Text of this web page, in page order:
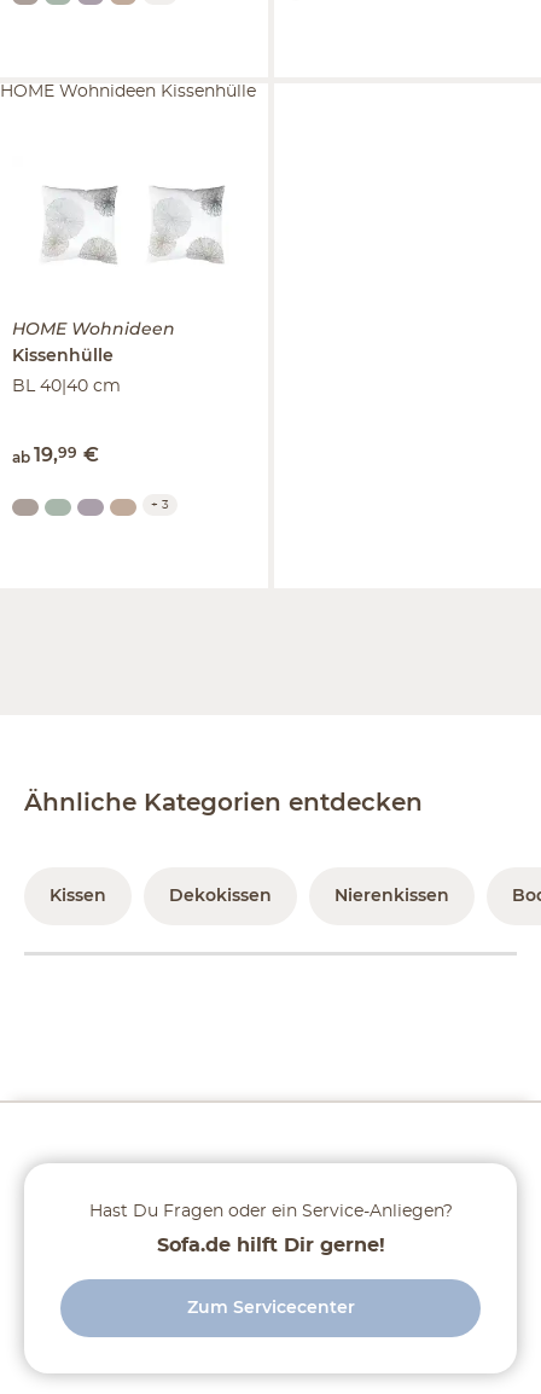
HOME Wohnideen
Kissenhülle
BL 40|40 cm
ab 19,99 €
HOME Wohnideen Kissenhülle
+ 3
Ähnliche Kategorien entdecken
Kissen Dekokissen Nierenkissen
Hast Du Fragen oder ein Service-Anliegen?
Sofa.de hilft Dir gerne!
Zum Servicecenter